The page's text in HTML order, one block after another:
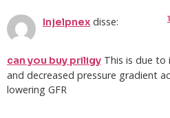
Injelpnex disse:
can you buy priligy This is due to
and decreased pressure gradient
lowering GFR